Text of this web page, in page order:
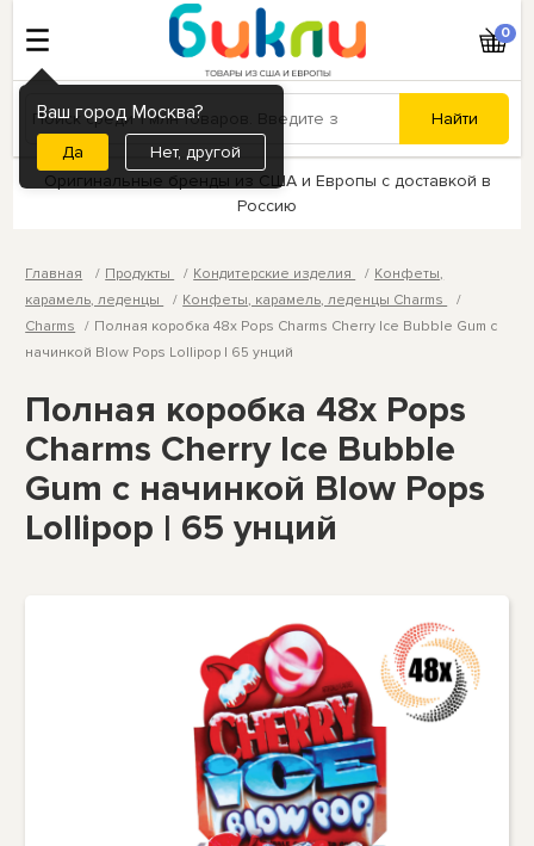
Ваш город Москва?
Нет, другой
0
Оригинальные бренды из США и Европы с доставкой в
Россию
Главная Продукты Кондитерские изделия
Конфеты,
карамель, леденцы
Конфеты, карамель, леденцы Charms
Charms
Полная коробка 48x Pops Charms Cherry Ice Bubble Gum с
начинкой Blow Pops Lollipop | 65 унций
Полная коробка 48x Pops
Charms Cherry Ice Bubble
Gum с начинкой Blow Pops
Lollipop | 65 унций